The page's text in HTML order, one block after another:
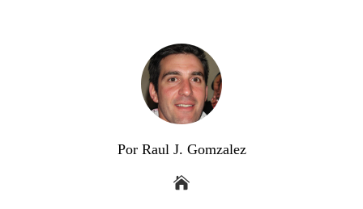
Por Raul J. Gomzalez